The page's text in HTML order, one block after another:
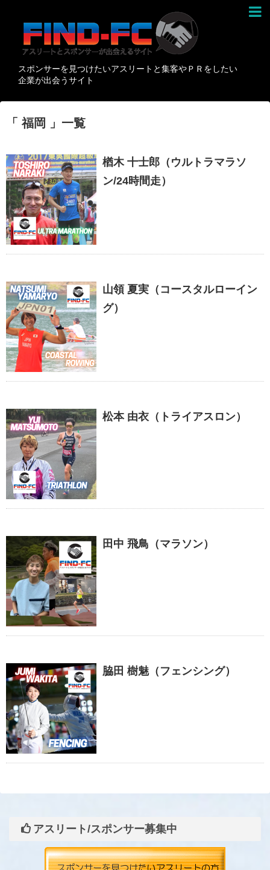
スポンサーを見つけたいアスリートと集客やＰＲをしたい
企業が出会うサイト
「 福岡 」一覧
楢木 十士郎（ウルトラマラソ
ン/24時間走）
山領 夏実（コースタルローイン
グ）
松本 由衣（トライアスロン）
田中 飛鳥（マラソン）
脇田 樹魅（フェンシング）
アスリート/スポンサー募集中